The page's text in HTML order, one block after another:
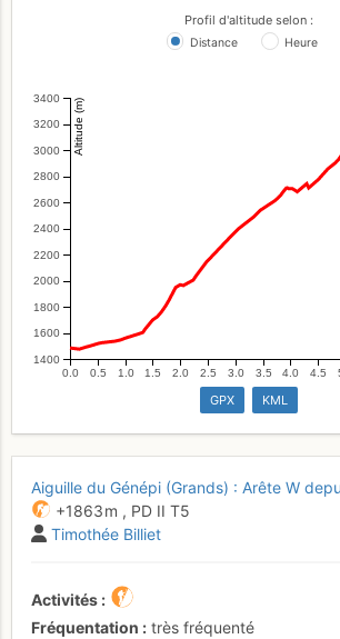
Profil d'altitude selon :
Distance Heure
1400
1600
1800
2000
2200
2400
2600
2800
3000
3200
3400 Altitude (m)
0.0 0.5 1.0 1.5 2.0 2.5 3.0 3.5 4.0 4.5
GPX KML
Aiguille du Génépi (Grands) : Arête W
+1863 m , PD II T5
Timothée Billiet
Activités
Fréquentation
très fréquenté